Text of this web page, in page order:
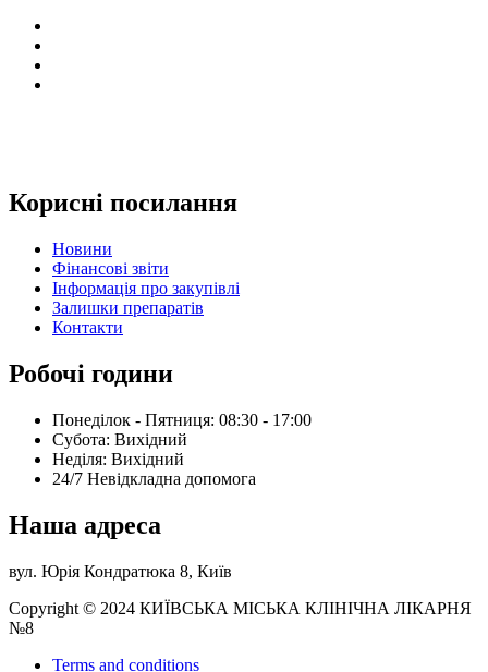
Корисні посилання
Новини
Фінансові звіти
Інформація про закупівлі
Залишки препаратів
Контакти
Робочі години
Понеділок - Пятниця: 08:30 - 17:00
Субота: Вихідний
Нeділя: Вихідний
24/7 Невідкладна допомога
Наша адреса
вул. Юрія Кондратюка 8, Київ
Copyright © 2024 КИЇВСЬКА МІСЬКА КЛІНІЧНА ЛІКАРНЯ
№8
Terms and conditions